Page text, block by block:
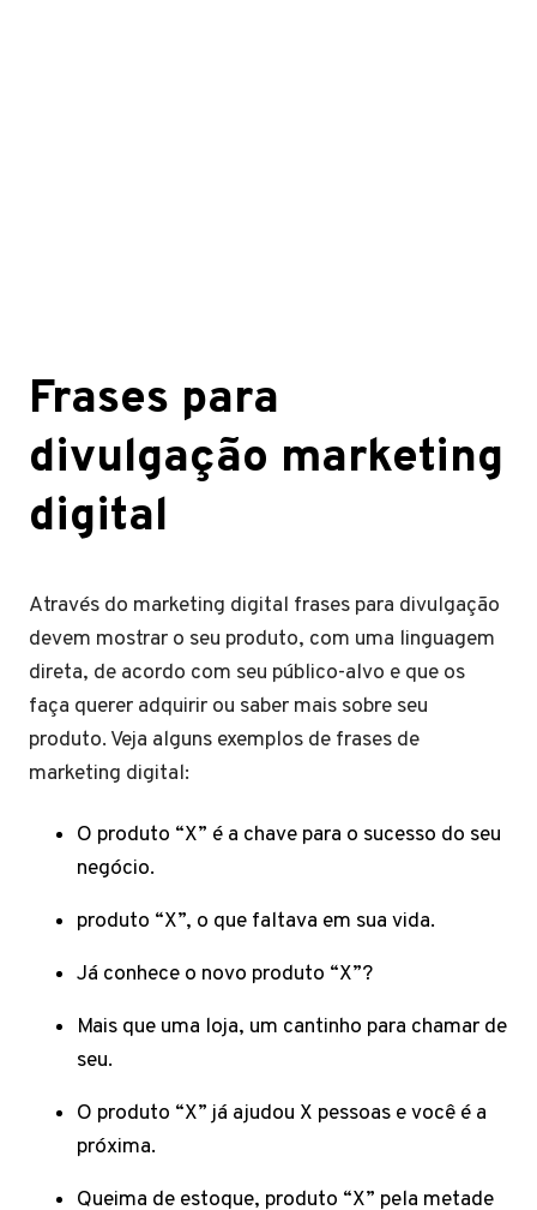
Frases para
divulgação marketing
digital
Através do marketing digital frases para divulgação
devem mostrar o seu produto, com uma linguagem
direta, de acordo com seu público-alvo e que os
faça querer adquirir ou saber mais sobre seu
produto. Veja alguns exemplos de frases de
marketing digital:
O produto “X” é a chave para o sucesso do seu
negócio.
produto “X”, o que faltava em sua vida.
Já conhece o novo produto “X”?
Mais que uma loja, um cantinho para chamar de
seu.
O produto “X” já ajudou X pessoas e você é a
próxima.
Queima de estoque, produto “X” pela metade